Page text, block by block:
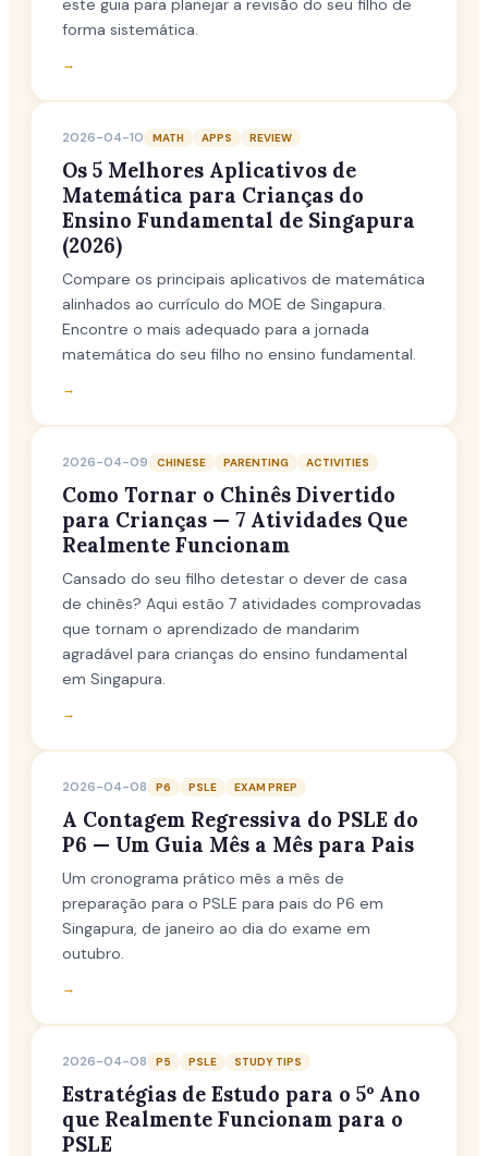
este guia para planejar a revisão do seu filho de
forma sistemática.
→
2026-04-10 MATH APPS REVIEW
Os 5 Melhores Aplicativos de
Matemática para Crianças do
Ensino Fundamental de Singapura
(2026)
Compare os principais aplicativos de matemática
alinhados ao currículo do MOE de Singapura.
Encontre o mais adequado para a jornada
matemática do seu filho no ensino fundamental.
→
2026-04-09 CHINESE PARENTING ACTIVITIES
Como Tornar o Chinês Divertido
para Crianças — 7 Atividades Que
Realmente Funcionam
Cansado do seu filho detestar o dever de casa
de chinês? Aqui estão 7 atividades comprovadas
que tornam o aprendizado de mandarim
agradável para crianças do ensino fundamental
em Singapura.
→
2026-04-08 P6 PSLE EXAM PREP
A Contagem Regressiva do PSLE do
P6 — Um Guia Mês a Mês para Pais
Um cronograma prático mês a mês de
preparação para o PSLE para pais do P6 em
Singapura, de janeiro ao dia do exame em
outubro.
→
2026-04-08 P5 PSLE STUDY TIPS
Estratégias de Estudo para o 5º Ano
que Realmente Funcionam para o
PSLE